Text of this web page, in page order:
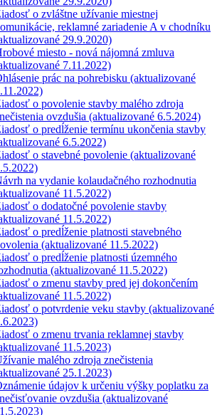
o zvláštne užívanie miestnej
reklamné zariadenie A v chodníku
29.9.2020)
miesto - nová nájomná zmluva
7.11.2022)
prác na pohrebisku (aktualizované
o povolenie stavby malého zdroja
ovzdušia (aktualizované 6.5.2024)
o predĺženie termínu ukončenia stavby
6.5.2022)
o stavebné povolenie (aktualizované
na vydanie kolaudačného rozhodnutia
11.5.2022)
o dodatočné povolenie stavby
11.5.2022)
o predĺženie platnosti stavebného
(aktualizované 11.5.2022)
o predĺženie platnosti územného
(aktualizované 11.5.2022)
o zmenu stavby pred jej dokončením
11.5.2022)
o potvrdenie veku stavby (aktualizované
o zmenu trvania reklamnej stavby
11.5.2023)
malého zdroja znečistenia
25.1.2023)
údajov k určeniu výšky poplatku za
ovzdušia (aktualizované